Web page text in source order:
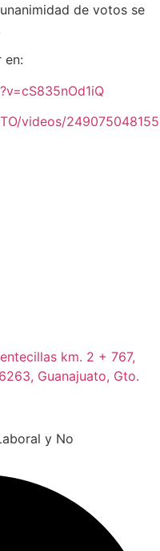
de votos se
en:
videos/
km. 2 + 767,
Guanajuato, Gto.